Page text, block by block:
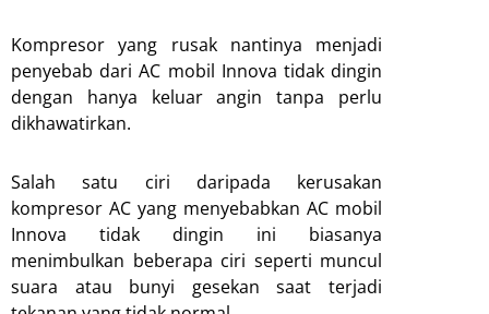
Kompresor yang rusak nantinya menjadi
penyebab dari AC mobil Innova tidak dingin
dengan hanya keluar angin tanpa perlu
dikhawatirkan.
Salah satu ciri daripada kerusakan
kompresor AC yang menyebabkan AC mobil
Innova tidak dingin ini biasanya
menimbulkan beberapa ciri seperti muncul
suara atau bunyi gesekan saat terjadi